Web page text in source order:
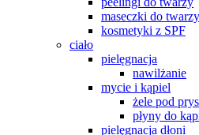
maseczki do twarzy
kosmetyki z SPF
ciało
pielęgnacja
nawilżanie
mycie i kąpiel
żele pod
płyny do
pielęgnacja dłoni